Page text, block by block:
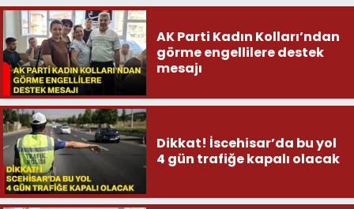
AK Parti Kadın Kolları’ndan
görme engellilere destek
mesajı
Dikkat! İscehisar’da bu yol
4 gün trafiğe kapalı olacak